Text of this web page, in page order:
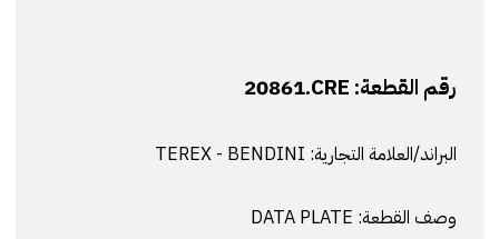
رقم القطعة: 20861.CRE
البراند/العلامة التجارية:
وصف القطعة: